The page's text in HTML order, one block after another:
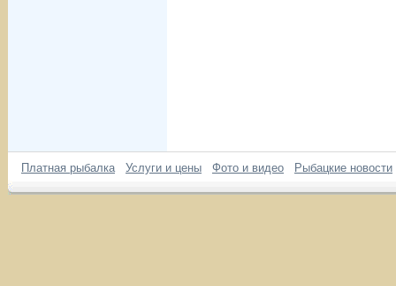
Платная рыбалка Услуги и цены Фото и видео Рыбацкие новости